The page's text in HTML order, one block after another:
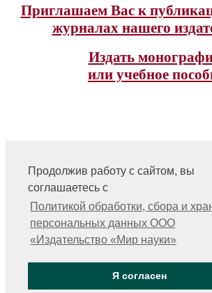
Продолжив работу с сайтом, вы
соглашаетесь с
Политикой обработки, сбора и
персональных данных ООО
«Издательство «Мир науки»
Я согласен
Приглашаем Вас к
журналах нашего
Издать
или учебное
На главную
Контакты, учредитель, редакция
Политика обработки, сбора и хранения
ООО «Издательство «Мир науки» \ «Publishing
science», LLC Материалы, размещенные на
о защите авторских прав. Публикация любых
Авторские права на размещенные на сайте
принадлежат их авторам. Разработка и
Павлов, pavlov@mir-nauki.com